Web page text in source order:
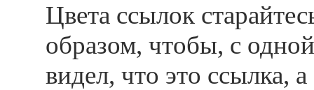
Цвета ссылок
образом, чтобы, с
видел, что это ссылка,